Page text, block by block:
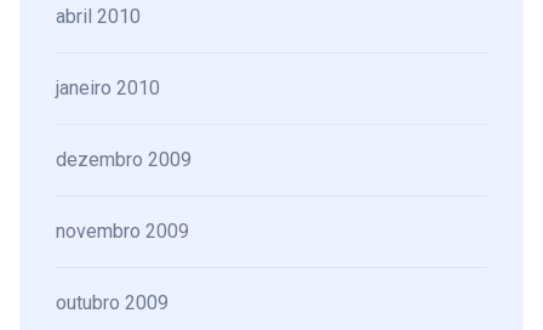
abril 2010
janeiro 2010
dezembro 2009
novembro 2009
outubro 2009